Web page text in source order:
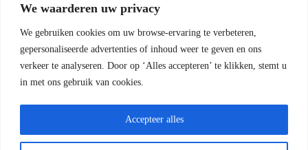
We waarderen uw privacy
We gebruiken cookies om uw browse-ervaring te verbeteren,
gepersonaliseerde advertenties of inhoud weer te geven en ons
verkeer te analyseren. Door op ‘Alles accepteren’ te klikken, stemt u
in met ons gebruik van cookies.
Accepteer alles